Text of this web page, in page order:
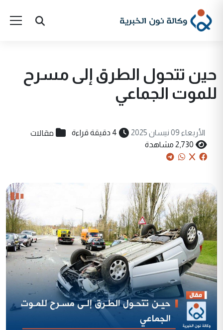
حين تتحول الطرق إلى مسرح
للموت الجماعي
الأربعاء 09 نيسان 2025 4 دقيقة قراءة مقالات
2,730 مشاهدة